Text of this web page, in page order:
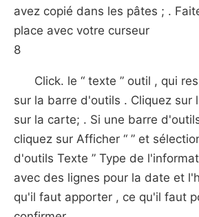
avez copié dans les pâtes ; .
place avec votre curseur
8
Click. le “ texte ” outil , qui
sur la barre d'outils . Cliquez sur
sur la carte; . Si une barre
cliquez sur Afficher “ ” et
d'outils Texte ” Type de
avec des lignes pour la date et
qu'il faut apporter , ce qu'il faut